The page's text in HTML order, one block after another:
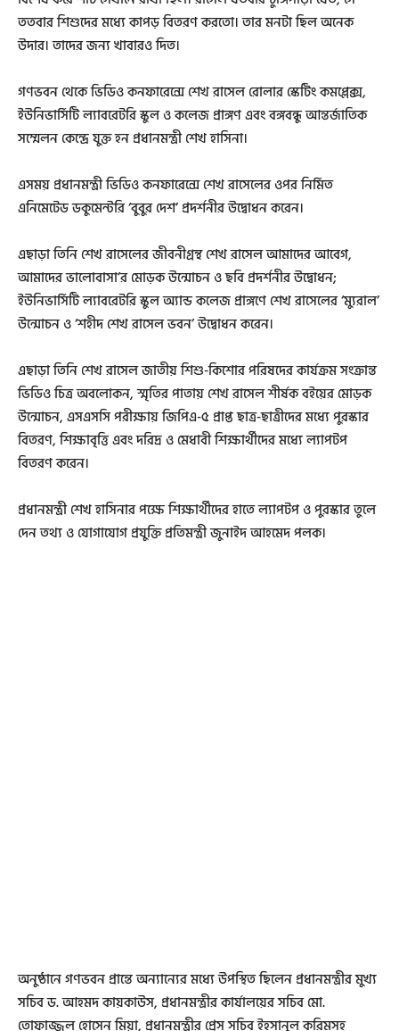
ততবার শিশুদের মধ্যে কাপড় বিতরণ করতো। তার মনটা ছিল অনেক
উদার। তাদের জন্য খাবারও দিত।
গণভবন থেকে ভিডিও কনফারেন্সে শেখ রাসেল রোলার স্কেটিং কমপ্লেক্স,
ইউনিভার্সিটি ল্যাবরেটরি স্কুল ও কলেজ প্রাঙ্গণ এবং বঙ্গবন্ধু আন্তর্জাতিক
সম্মেলন কেন্দ্রে যুক্ত হন প্রধানমন্ত্রী শেখ হাসিনা।
এসময় প্রধানমন্ত্রী ভিডিও কনফারেন্সে শেখ রাসেলের ওপর নির্মিত
এনিমেটেড ডকুমেন্টরি ‘বুবুর দেশ’ প্রদর্শনীর উদ্বোধন করেন।
এছাড়া তিনি শেখ রাসেলের জীবনীগ্রন্থ শেখ রাসেল আমাদের আবেগ,
আমাদের ভালোবাসা’র মোড়ক উন্মোচন ও ছবি প্রদর্শনীর উদ্বোধন;
ইউনিভার্সিটি ল্যাবরেটরি স্কুল অ্যান্ড কলেজ প্রাঙ্গণে শেখ রাসেলের ‘ম্যুরাল’
উন্মোচন ও ‘শহীদ শেখ রাসেল ভবন’ উদ্বোধন করেন।
এছাড়া তিনি শেখ রাসেল জাতীয় শিশু-কিশোর পরিষদের কার্যক্রম সংক্রান্ত
ভিডিও চিত্র অবলোকন, স্মৃতির পাতায় শেখ রাসেল শীর্ষক বইয়ের মোড়ক
উন্মোচন, এসএসসি পরীক্ষায় জিপিএ-৫ প্রাপ্ত ছাত্র-ছাত্রীদের মধ্যে পুরস্কার
বিতরণ, শিক্ষাবৃত্তি এবং দরিদ্র ও মেধাবী শিক্ষার্থীদের মধ্যে ল্যাপটপ
বিতরণ করেন।
প্রধানমন্ত্রী শেখ হাসিনার পক্ষে শিক্ষার্থীদের হাতে ল্যাপটপ ও পুরস্কার তুলে
দেন তথ্য ও যোগাযোগ প্রযুক্তি প্রতিমন্ত্রী জুনাইদ আহমেদ পলক।
অনুষ্ঠানে গণভবন প্রান্তে অন্যান্যের মধ্যে উপস্থিত ছিলেন প্রধানমন্ত্রীর মুখ্য
সচিব ড. আহমদ কায়কাউস, প্রধানমন্ত্রীর কার্যালয়ের সচিব মো.
তোফাজ্জল হোসেন মিয়া, প্রধানমন্ত্রীর প্রেস সচিব ইহসানুল করিমসহ